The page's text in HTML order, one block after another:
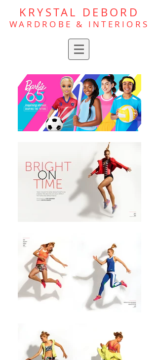
KRYSTAL DEBORD
WARDROBE & INTERIORS